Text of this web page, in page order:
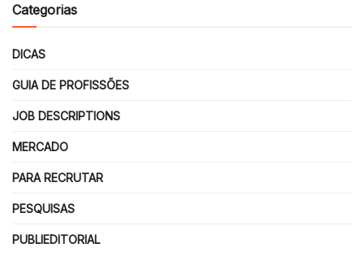
Categorias
DICAS
GUIA DE PROFISSÕES
JOB DESCRIPTIONS
MERCADO
PARA RECRUTAR
PESQUISAS
PUBLIEDITORIAL